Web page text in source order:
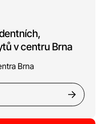
v centru Brna
Brna